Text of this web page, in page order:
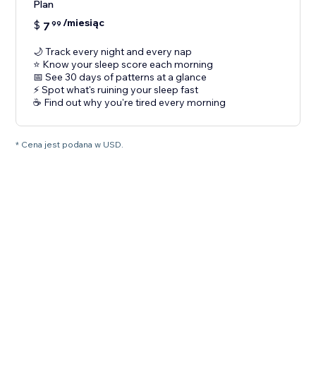
Plan
$ 7 99 /miesiąc
🌙 Track every night and every nap
⭐ Know your sleep score each morning
📅 See 30 days of patterns at a glance
⚡ Spot what's ruining your sleep fast
☕ Find out why you're tired every morning
* Cena jest podana w USD.